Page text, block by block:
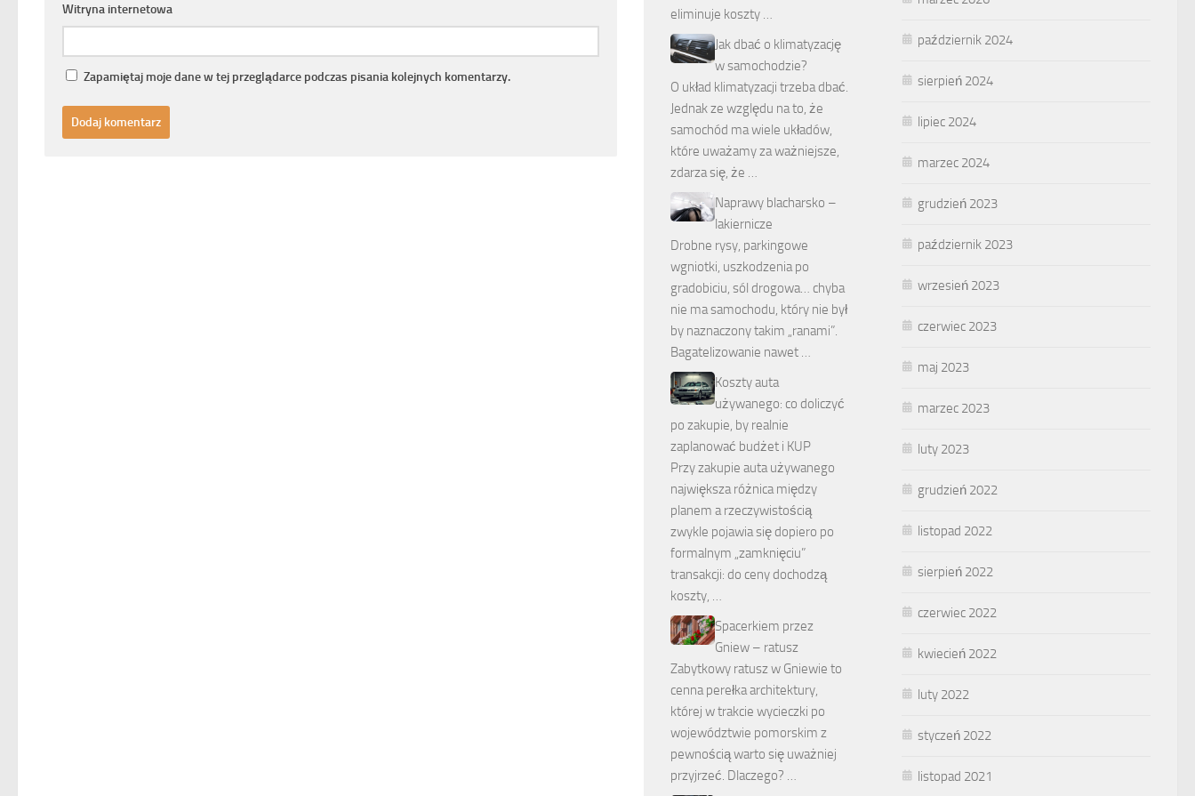
Witryna internetowa
Zapamiętaj moje dane w tej przeglądarce podczas pisania kolejnych komentarzy.
październik 2024
sierpień 2024
lipiec 2024
marzec 2024
grudzień 2023
październik 2023
wrzesień 2023
czerwiec 2023
maj 2023
marzec 2023
luty 2023
grudzień 2022
listopad 2022
sierpień 2022
czerwiec 2022
kwiecień 2022
luty 2022
styczeń 2022
listopad 2021
eliminuje koszty …
Jak dbać o klimatyzację
w samochodzie?
O układ klimatyzacji trzeba dbać.
Jednak ze względu na to, że
samochód ma wiele układów,
które uważamy za ważniejsze,
zdarza się, że …
Naprawy blacharsko –
lakiernicze
Drobne rysy, parkingowe
wgniotki, uszkodzenia po
gradobiciu, sól drogowa… chyba
nie ma samochodu, który nie był
by naznaczony takim „ranami”.
Bagatelizowanie nawet …
Koszty auta
używanego: co doliczyć
po zakupie, by realnie
zaplanować budżet i KUP
Przy zakupie auta używanego
największa różnica między
planem a rzeczywistością
zwykle pojawia się dopiero po
formalnym „zamknięciu”
transakcji: do ceny dochodzą
koszty, …
Spacerkiem przez
Gniew – ratusz
Zabytkowy ratusz w Gniewie to
cenna perełka architektury,
której w trakcie wycieczki po
województwie pomorskim z
pewnością warto się uważniej
przyjrzeć. Dlaczego? …